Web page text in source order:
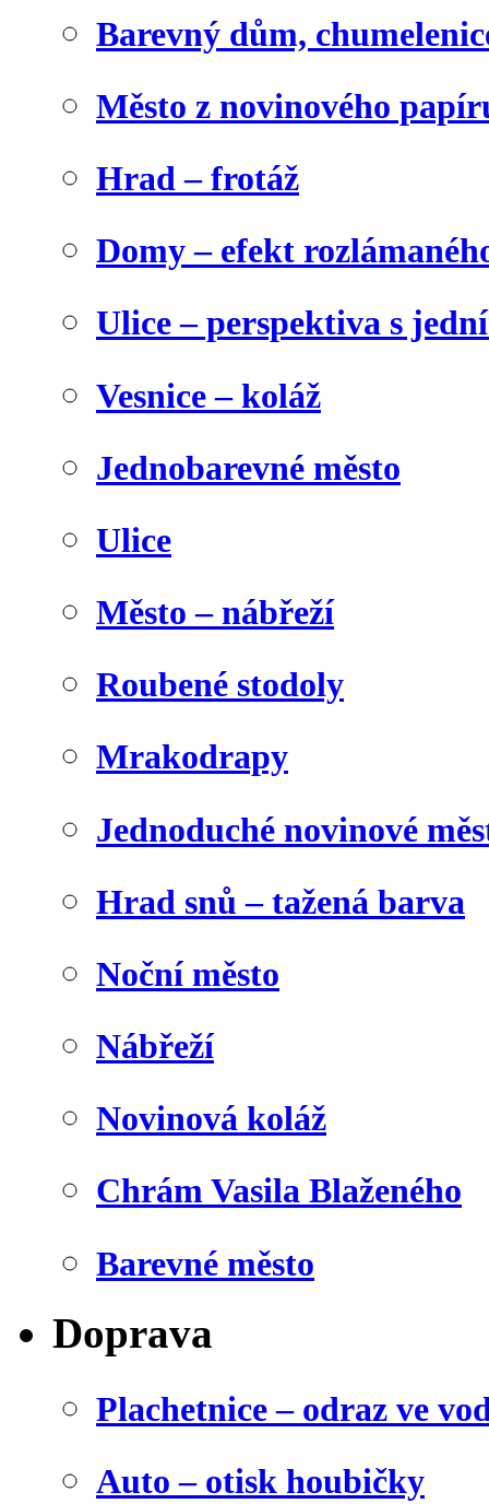
Barevný dům,
Město z novinového
Hrad – frotáž
Domy – efekt
Ulice – perspektiva s
Vesnice – koláž
Jednobarevné město
Ulice
Město – nábřeží
Roubené stodoly
Mrakodrapy
Jednoduché novinové
Hrad snů – tažená barva
Noční město
Nábřeží
Novinová koláž
Chrám Vasila Blaženého
Barevné město
Doprava
Plachetnice – odraz ve
Auto – otisk houbičky